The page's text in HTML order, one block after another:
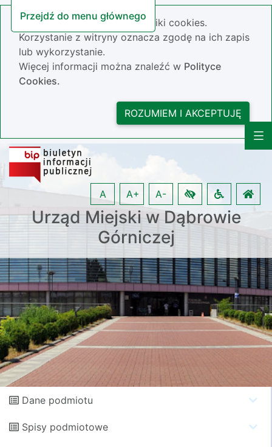
Przejdź do menu głównego
Nasza strona wykorzystuje pliki cookies.
Korzystanie z witryny oznacza zgodę na ich zapis
lub wykorzystanie.
Więcej informacji można znaleźć w Polityce
Cookies.
ROZUMIEM I AKCEPTUJĘ
Urząd Miejski w Dąbrowie
Górniczej
A A+ A-
Dane podmiotu
Spisy podmiotowe